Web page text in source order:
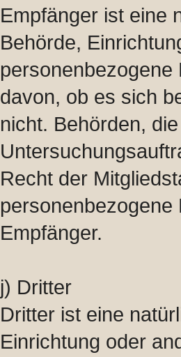
Empfänger ist eine
Behörde,
personenbezogene
davon, ob es sich
nicht. Behörden,
Recht der
personenbezogene
Empfänger.
j) Dritter
Dritter ist eine
Einrichtung oder